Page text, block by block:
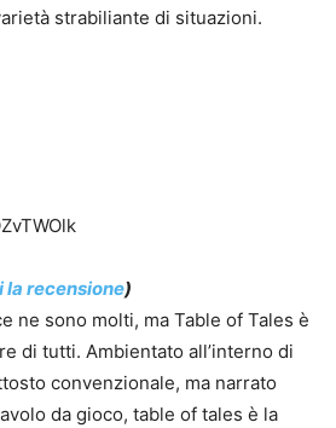
strabiliante di situazioni.
la recensione)
ne sono molti, ma Table of Tales è
di tutti. Ambientato all’interno di
convenzionale, ma narrato
da gioco, table of tales è la